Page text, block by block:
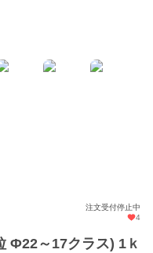
注文受付停止中
4
Φ22～17クラス) 1ｋ